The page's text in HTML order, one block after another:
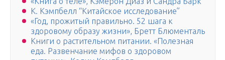
К. Кэмпбелл “Китайское исследование”
«Год, прожитый правильно. 52 шага к
здоровому образу жизни», Бретт Блюменталь
Книги о растительном питании. «Полезная
еда. Развенчание мифов о здоровом